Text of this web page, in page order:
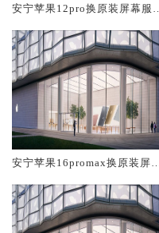
安宁苹果12pro换原装屏幕服务
安宁苹果16promax换原装屏幕